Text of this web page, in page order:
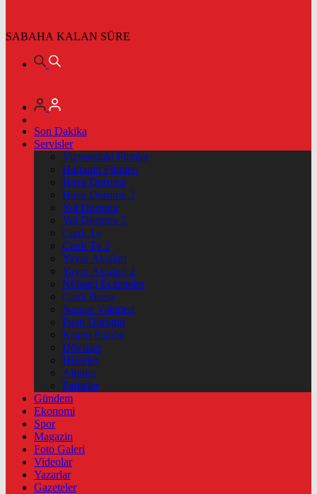
SABAHA KALAN SÜRE
Son Dakika
Servisler
Vizyondaki Filmler
Haftanin Filmleri
Hava Durumu
Hava Durumu 2
Yol Durumu
Yol Durumu 2
Canlı Tv
Canlı Tv 2
Yayın Akışları
Yayın Akışları 2
Nöbetçi Eczaneler
Canlı Borsa
Namaz Vakitleri
Puan Durumu
Kripto Paralar
Dövizler
Hisseler
Altınlar
Pariteler
Gündem
Ekonomi
Spor
Magazin
Foto Galeri
Videolar
Yazarlar
Gazeteler